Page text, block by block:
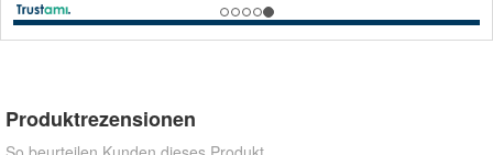
Produktrezensionen